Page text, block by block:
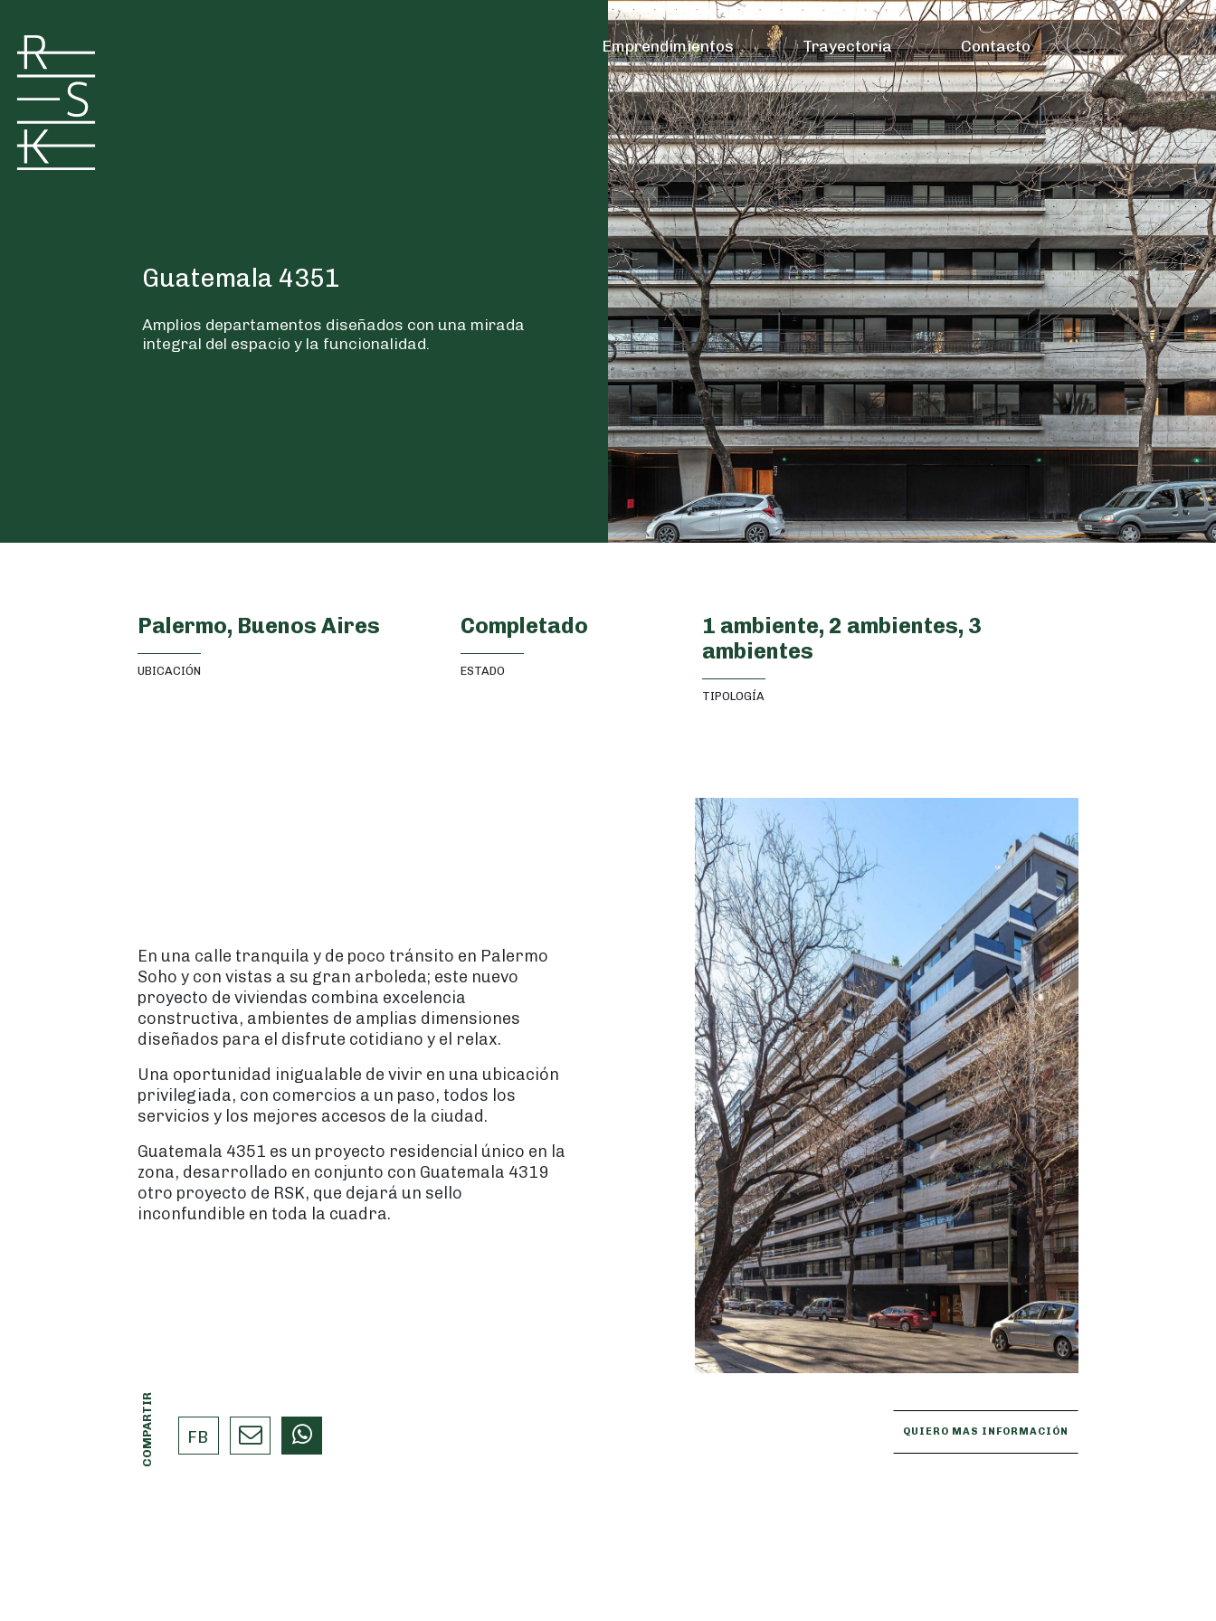
Navegación principal
Emprendimientos Trayectoria Contacto Buscar:
Guatemala 4351
Amplios departamentos diseñados con una mirada
integral del espacio y la funcionalidad.
Palermo, Buenos Aires
UBICACIÓN
Completado
ESTADO
1 ambiente, 2 ambientes, 3
ambientes
TIPOLOGÍA
En una calle tranquila y de poco tránsito en Palermo
Soho y con vistas a su gran arboleda; este nuevo
proyecto de viviendas combina excelencia
constructiva, ambientes de amplias dimensiones
diseñados para el disfrute cotidiano y el relax.
Una oportunidad inigualable de vivir en una ubicación
privilegiada, con comercios a un paso, todos los
servicios y los mejores accesos de la ciudad.
Guatemala 4351 es un proyecto residencial único en la
zona, desarrollado en conjunto con Guatemala 4319
otro proyecto de RSK, que dejará un sello
inconfundible en toda la cuadra.
COMPARTIR FB QUIERO MAS INFORMACIÓN